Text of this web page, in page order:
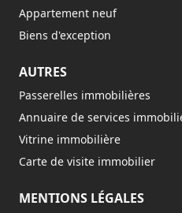
Appartement neuf
Biens d'exception
AUTRES
Passerelles immobilières
Annuaire de services
Vitrine immobilière
Carte de visite immobilier
MENTIONS LÉGALES